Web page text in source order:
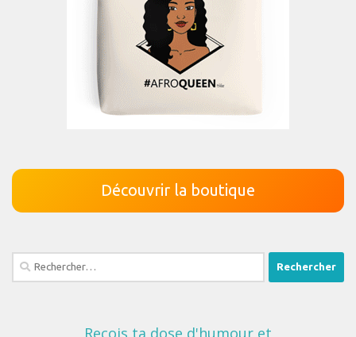
Découvrir la boutique
Rechercher :